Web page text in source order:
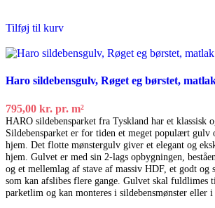
Tilføj til kurv
Haro sildebensgulv, Røget eg børstet,
795,00 kr. pr. m²
HARO sildebensparket fra Tyskland har et klassisk
Sildebensparket er for tiden et meget populært gulv
hjem. Det flotte mønstergulv giver et elegant og
hjem. Gulvet er med sin 2-lags opbygningen,
og et mellemlag af stave af massiv HDF, et godt
som kan afslibes flere gange. Gulvet skal fuldlimes
parketlim og kan monteres i sildebensmønster eller i